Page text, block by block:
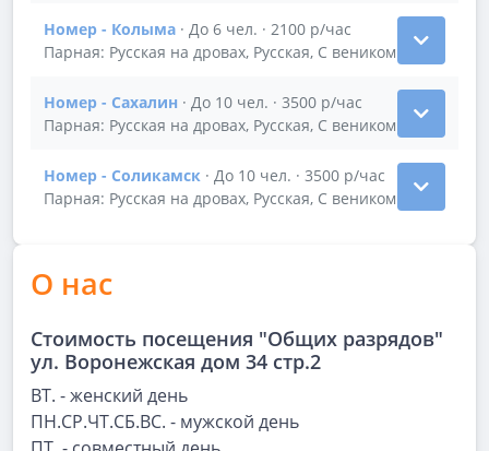
Номер - Колыма · До 6 чел. · 2100 р/час
Парная: Русская на дровах, Русская, С веником
Показать подробности зала Номер - Колыма
Номер - Сахалин · До 10 чел. · 3500 р/час
Парная: Русская на дровах, Русская, С веником
Показать подробности зала Номер - Сахалин
Номер - Соликамск · До 10 чел. · 3500 р/час
Парная: Русская на дровах, Русская, С веником
Показать подробности зала Номер - Соликамск
О нас
Стоимость посещения "Общих разрядов"
ул. Воронежская дом 34 стр.2
ВТ. - женский день
ПН.СР.ЧТ.СБ.ВС. - мужской день